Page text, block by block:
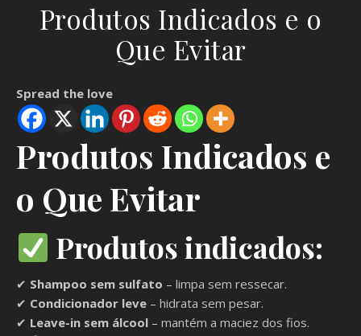
Produtos Indicados e o
Que Evitar
Spread the love
Produtos Indicados e
o Que Evitar
Produtos indicados:
Shampoo sem sulfato – limpa sem ressecar.
✔ Condicionador leve – hidrata sem pesar.
✔ Leave-in sem álcool – mantém a maciez dos fios.